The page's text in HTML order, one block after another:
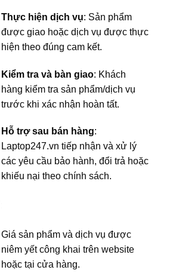
Thực hiện dịch vụ: Sản phẩm
được giao hoặc dịch vụ được thực
hiện theo đúng cam kết.
Kiểm tra và bàn giao: Khách
hàng kiểm tra sản phẩm/dịch vụ
trước khi xác nhận hoàn tất.
Hỗ trợ sau bán hàng:
Laptop247.vn tiếp nhận và xử lý
các yêu cầu bảo hành, đổi trả hoặc
khiếu nại theo chính sách.
Giá sản phẩm và dịch vụ được
niêm yết công khai trên website
hoặc tại cửa hàng.